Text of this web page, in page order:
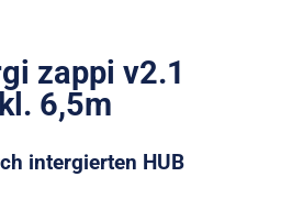
zappi v2.1
6,5m
intergierten HUB